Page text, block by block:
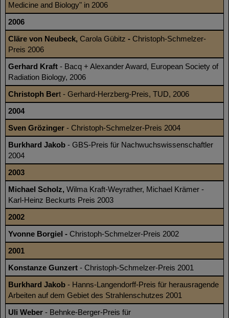
Medicine and Biology" in 2006
2006
Cläre von Neubeck, Carola Gübitz - Christoph-Schmelzer-
Preis 2006
Gerhard Kraft - Bacq + Alexander Award, European Society of
Radiation Biology, 2006
Christoph Bert - Gerhard-Herzberg-Preis, TUD, 2006
2004
Sven Grözinger - Christoph-Schmelzer-Preis 2004
Burkhard Jakob - GBS-Preis für Nachwuchswissenschaftler
2004
2003
Michael Scholz, Wilma Kraft-Weyrather, Michael Krämer -
Karl-Heinz Beckurts Preis 2003
2002
Yvonne Borgiel - Christoph-Schmelzer-Preis 2002
2001
Konstanze Gunzert - Christoph-Schmelzer-Preis 2001
Burkhard Jakob - Hanns-Langendorff-Preis für herausragende
Arbeiten auf dem Gebiet des Strahlenschutzes 2001
Uli Weber - Behnke-Berger-Preis für